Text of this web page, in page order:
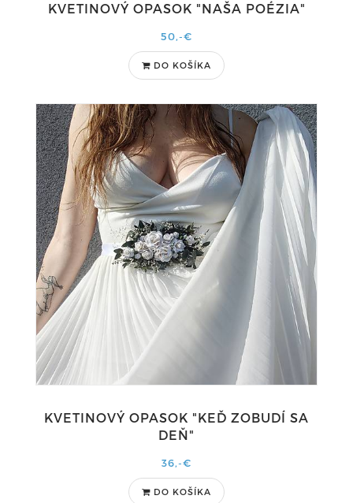
KVETINOVÝ OPASOK "NAŠA POÉZIA"
50,-€
DO KOŠÍKA
KVETINOVÝ OPASOK "KEĎ ZOBUDÍ SA
DEŇ"
36,-€
DO KOŠÍKA